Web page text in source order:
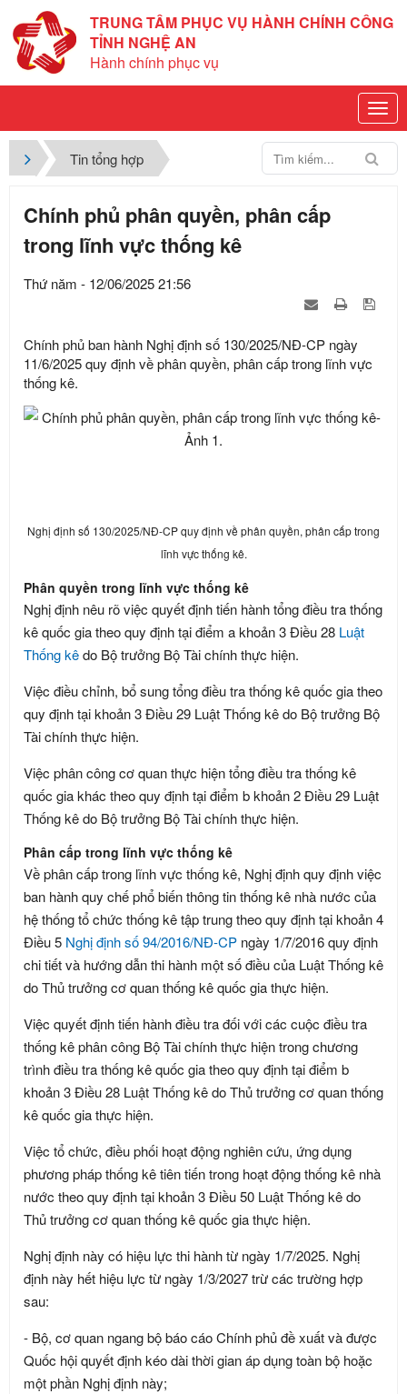
TRUNG TÂM PHỤC VỤ HÀNH CHÍNH CÔNG
TỈNH NGHỆ AN
Hành chính phục vụ
Tin tổng hợp
Chính phủ phân quyền, phân cấp
trong lĩnh vực thống kê
Thứ năm - 12/06/2025 21:56
Chính phủ ban hành Nghị định số 130/2025/NĐ-CP ngày
11/6/2025 quy định về phân quyền, phân cấp trong lĩnh vực
thống kê.
Nghị định số 130/2025/NĐ-CP quy định về phân quyền, phân cấp trong
lĩnh vực thống kê.
Phân quyền trong lĩnh vực thống kê
Nghị định nêu rõ việc quyết định tiến hành tổng điều tra thống
kê quốc gia theo quy định tại điểm a khoản 3 Điều 28 Luật
Thống kêdo Bộ trưởng Bộ Tài chính thực hiện.
Việc điều chỉnh, bổ sung tổng điều tra thống kê quốc gia theo
quy định tại khoản 3 Điều 29 Luật Thống kê do Bộ trưởng Bộ
Tài chính thực hiện.
Việc phân công cơ quan thực hiện tổng điều tra thống kê
quốc gia khác theo quy định tại điểm b khoản 2 Điều 29 Luật
Thống kê do Bộ trưởng Bộ Tài chính thực hiện.
Phân cấp trong lĩnh vực thống kê
Về phân cấp trong lĩnh vực thống kê, Nghị định quy định việc
ban hành quy chế phổ biến thông tin thống kê nhà nước của
hệ thống tổ chức thống kê tập trung theo quy định tại khoản 4
Điều 5 Nghị định số 94/2016/NĐ-CP ngày 1/7/2016 quy định
chi tiết và hướng dẫn thi hành một số điều của Luật Thống kê
do Thủ trưởng cơ quan thống kê quốc gia thực hiện.
Việc quyết định tiến hành điều tra đối với các cuộc điều tra
thống kê phân công Bộ Tài chính thực hiện trong chương
trình điều tra thống kê quốc gia theo quy định tại điểm b
khoản 3 Điều 28 Luật Thống kê do Thủ trưởng cơ quan thống
kê quốc gia thực hiện.
Việc tổ chức, điều phối hoạt động nghiên cứu, ứng dụng
phương pháp thống kê tiên tiến trong hoạt động thống kê nhà
nước theo quy định tại khoản 3 Điều 50 Luật Thống kê do
Thủ trưởng cơ quan thống kê quốc gia thực hiện.
Nghị định này có hiệu lực thi hành từ ngày 1/7/2025. Nghị
định này hết hiệu lực từ ngày 1/3/2027 trừ các trường hợp
sau:
- Bộ, cơ quan ngang bộ báo cáo Chính phủ đề xuất và được
Quốc hội quyết định kéo dài thời gian áp dụng toàn bộ hoặc
một phần Nghị định này;